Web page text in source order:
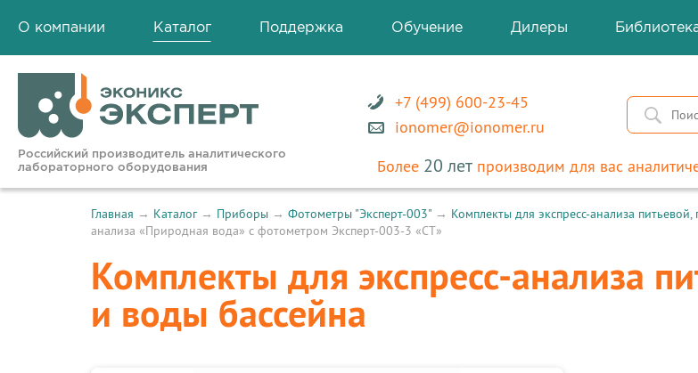
Главная → Каталог→ Приборы → Фотометры "Эксперт-003" → Комплекты для экспресс-анализа
анализа «Природная вода» с фотометром Эксперт-003-3 «СТ»
Комплекты для экспресс-анализа
и воды бассейна
О компании Каталог Поддержка Обучение Дилеры
Российский производитель аналитического
лабораторного оборудования
+7 (499) 600-23-45
ionomer@ionomer.ru
Более 20 летпроизводим для вас